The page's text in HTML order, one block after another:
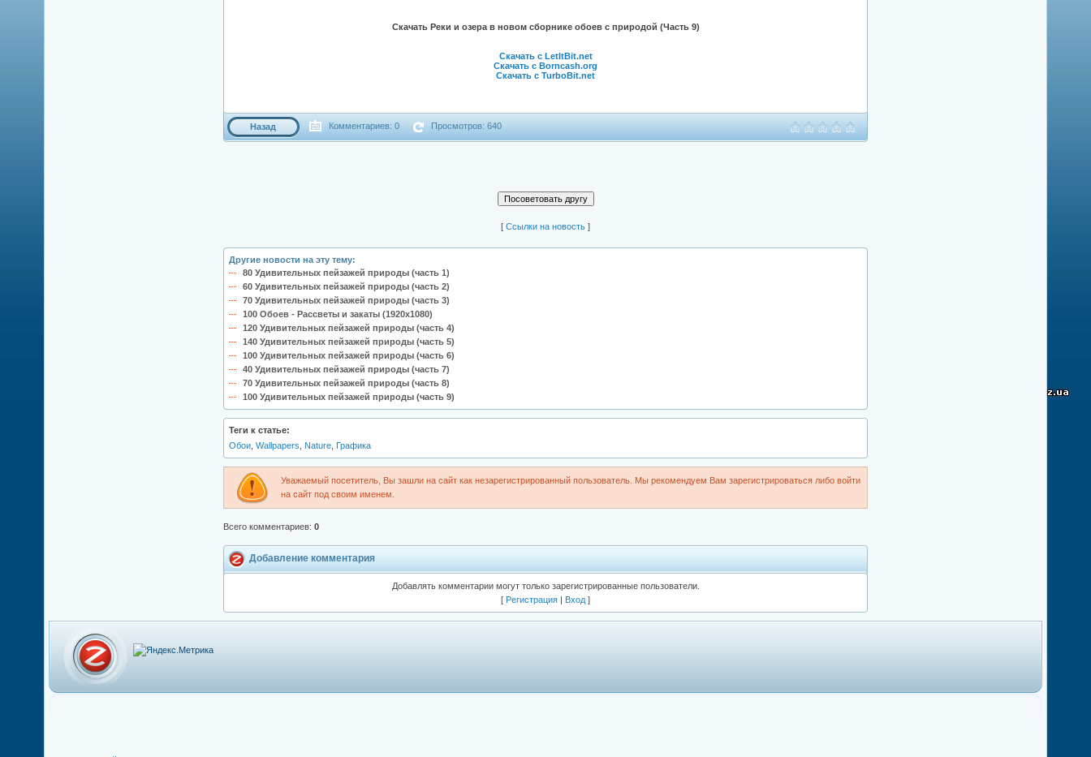
Скачать Реки и озера в новом сборнике обоев с природой (Часть 9)
Скачать с LetItBit.net
Скачать с Borncash.org
Скачать с TurboBit.net
Назад Комментариев: 0 Просмотров: 640
[ Cсылки на новость ]
Другие новости на эту тему:
80 Удивительных пейзажей природы (часть 1)
60 Удивительных пейзажей природы (часть 2)
70 Удивительных пейзажей природы (часть 3)
100 Обоев - Рассветы и закаты (1920х1080)
120 Удивительных пейзажей природы (часть 4)
140 Удивительных пейзажей природы (часть 5)
100 Удивительных пейзажей природы (часть 6)
40 Удивительных пейзажей природы (часть 7)
70 Удивительных пейзажей природы (часть 8)
100 Удивительных пейзажей природы (часть 9)
Теги к статье:
Обои, Wallpapers Nature, Графика
Уважаемый посетитель, Вы зашли на сайт как незарегистрированный пользователь. Мы рекомендуем Вам зарегистрироваться либо войти
на сайт под своим именем.
Всего комментариев: 0
Добавление комментария
Добавлять комментарии могут только зарегистрированные пользователи.
[ Регистрация | Вход ]